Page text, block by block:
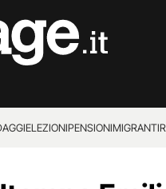
ELEZIONIPENSIONIMIGRANTI